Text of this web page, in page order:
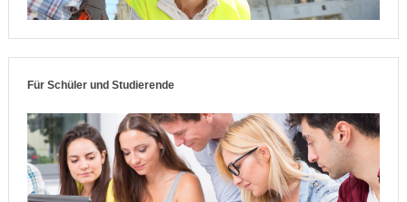
Für Schüler und Studierende